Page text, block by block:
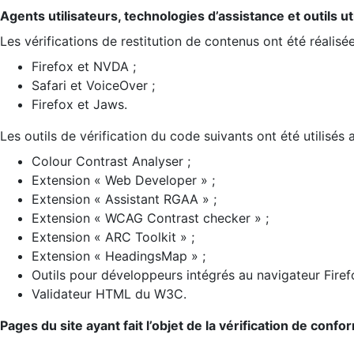
Agents utilisateurs, technologies d’assistance et outils
Les vérifications de restitution de contenus ont été
Firefox et NVDA ;
Safari et VoiceOver ;
Firefox et Jaws.
Les outils de vérification du code suivants ont été utilisés
Colour Contrast Analyser ;
Extension « Web Developer » ;
Extension « Assistant RGAA » ;
Extension « WCAG Contrast checker » ;
Extension « ARC Toolkit » ;
Extension « HeadingsMap » ;
Outils pour développeurs intégrés au navigateur
Validateur HTML du W3C.
Pages du site ayant fait l’objet de la vérification de